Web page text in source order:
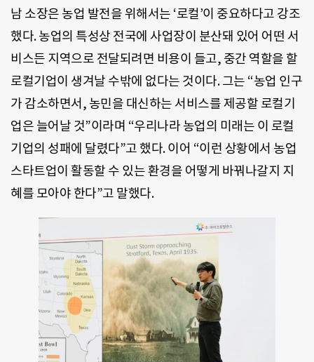
남 소장은 농업 발전을 위해서는 ‘로컬’이 중요하다고 강조
했다. 농업의 특성상 전국에 사업장이 분산돼 있어 어떤 서
비스든 지역으로 전달되려면 비용이 들고, 중간 역할을 할
로컬기업이 생겨날 수밖에 없다는 것이다. 그는 “농업 인구
가 감소하면서, 농민을 대신하는 서비스를 제공할 로컬기
업은 늘어날 것”이라며 “우리나라 농업의 미래는 이 로컬
기업의 성패에 달렸다”고 했다. 이어 “이런 상황에서 농업
스타트업이 활동할 수 있는 환경을 어떻게 바꿔나갈지 지
혜를 모아야 한다”고 말했다.